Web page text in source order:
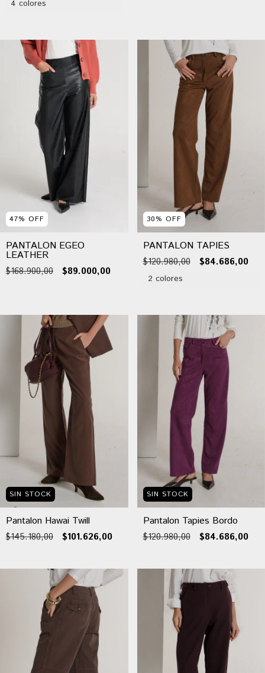
4 colores
47% OFF
PANTALON EGEO
LEATHER
$168.900,00 $89.000,00
30% OFF
PANTALON TAPIES
$120.980,00 $84.686,00
2 colores
SIN STOCK
Pantalon Hawai Twill
$145.180,00 $101.626,00
SIN STOCK
Pantalon Tapies Bordo
$120.980,00 $84.686,00